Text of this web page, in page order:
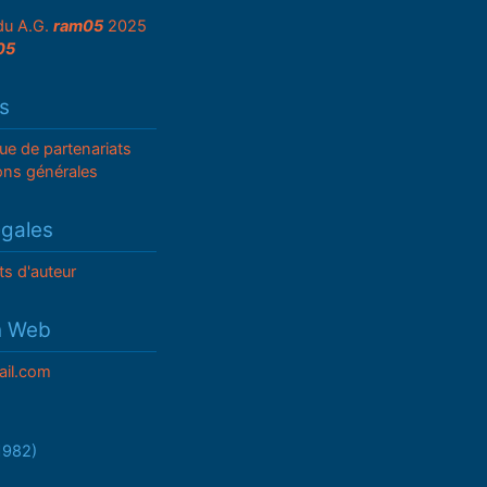
A.G. ram052025
de partenariats
générales
d'auteur
Web